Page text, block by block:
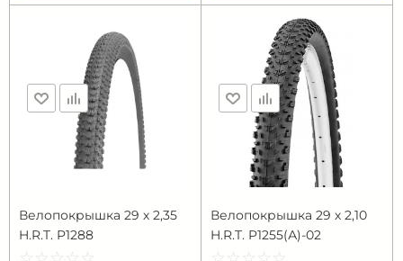
Велопокрышка 29 х 2,35
H.R.T. P1288
Велопокрышка 29 х 2,10
H.R.T. P1255(А)-02